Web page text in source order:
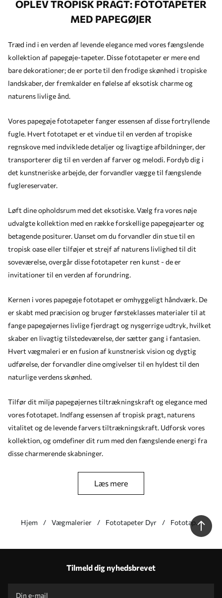
OPLEV TROPISK PRAGT: FOTOTAPETER
MED PAPEGØJER
Træd ind i en verden af levende elegance med vores fængslende
kollektion af papegøje-tapeter. Disse fototapeter er mere end
bare dekorationer; de er porte til den frodige skønhed i tropiske
landskaber, der fremkalder en følelse af eksotisk charme og
naturens livlige ånd.
Vores papegøje fototapeter fanger essensen af disse fortryllende
fugle. Hvert fototapet er et vindue til en verden af tropiske
regnskove med indviklede detaljer og livagtige afbildninger, der
transporterer dig til en verden af farver og melodi. Fordyb dig i
det kunstneriske arbejde, der forvandler vægge til fængslende
fuglereservater.
Løft dine opholdsrum med det eksotiske. Vælg fra vores nøje
udvalgte kollektion med en række forskellige papegøjearter og
betagende positurer. Uanset om du forvandler din stue til en
tropisk oase eller tilføjer et strejf af naturens livlighed til dit
soveværelse, overgår disse fototapeter ren kunst - de er
invitationer til en verden af forundring.
Kernen i vores papegøje fototapet er omhyggeligt håndværk. De
er skabt med præcision og bruger førsteklasses materialer til at
fange papegøjernes livlige fjerdragt og nysgerrige udtryk, hvilket
skaber en livagtig tilstedeværelse, der sætter gang i fantasien.
Hvert vægmaleri er en fusion af kunstnerisk vision og dygtig
udførelse, der forvandler dine omgivelser til en hyldest til den
naturlige verdens skønhed.
Tilfør dit miljø papegøjernes tiltrækningskraft og elegance med
vores fototapet. Indfang essensen af tropisk pragt, naturens
vitalitet og de levende farvers tiltrækningskraft. Udforsk vores
kollektion, og omdefiner dit rum med den fængslende energi fra
disse charmerende skabninger.
læs mere
Hjem Vægmalerier Fototapeter Dyr
Fototapeter
Produktion efter individuelle størrelser
Kampagnekoder med rabat på bestilling!
Tilmeld dig nyhedsbrevet